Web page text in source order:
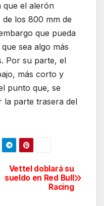
que el alerón
los 800 mm de
que pueda
sea algo más
Por su parte, el
más corto y
punto que, se
la parte trasera del
Vettel doblará su
sueldo en Red Bull
Racing